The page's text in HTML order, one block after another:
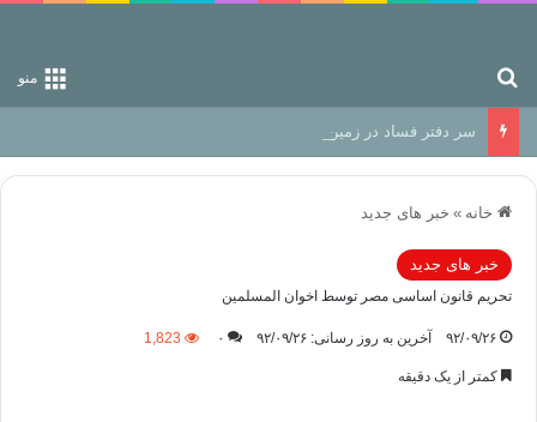
منو
سر دفتر فساد در زمین‌، دوری وکناره‌گیری از راه خداست‌!
خانه » خبر های جدید
خبر های جدید
تحریم قانون اساسی مصر توسط اخوان المسلمین
۹۲/۰۹/۲۶ آخرین به روز رسانی: ۹۲/۰۹/۲۶ ۰ 1,823
کمتر از یک دقیقه